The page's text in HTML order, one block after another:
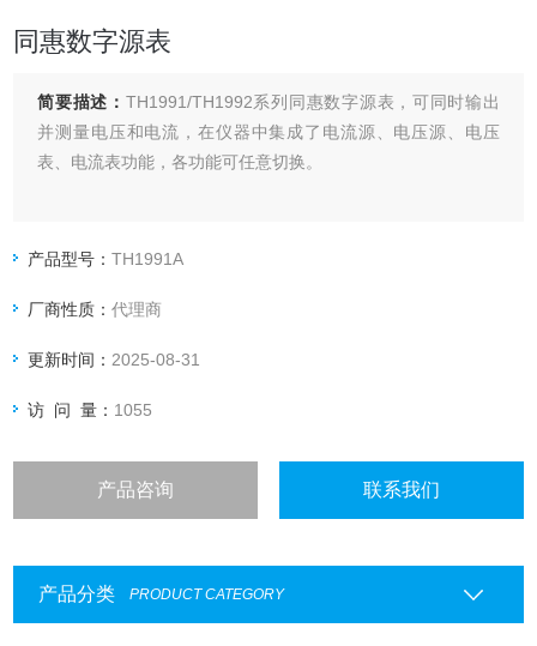
同惠数字源表
简要描述： TH1991/TH1992系列同惠数字源表，可同时输出
并测量电压和电流，在仪器中集成了电流源、电压源、电压
表、电流表功能，各功能可任意切换。
产品型号：TH1991A
厂商性质：代理商
更新时间： 2025-08-31
访 问 量： 1055
产品咨询 联系我们
产品分类 PRODUCT CATEGORY